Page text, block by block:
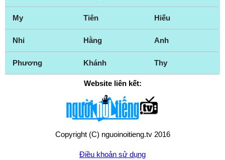
My Tiên Hiếu
Nhi Hằng Anh
Phương Khánh Thy
Website liên kết:
Copyright (C) nguoinoitieng.tv 2016
Điều khoản sử dụng